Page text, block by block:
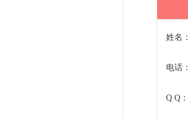
姓名：
电话：
Q Q：